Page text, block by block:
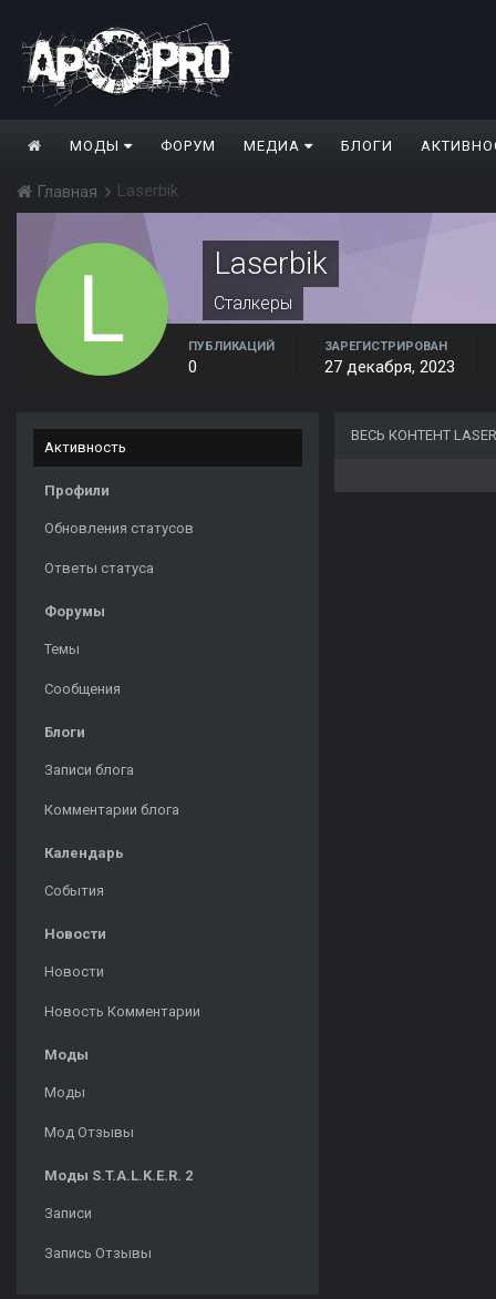
МОДЫ ФОРУМ МЕДИА БЛОГИ
Главная Laserbik
Laserbik
Сталкеры
ПУБЛИКАЦИЙ
0
ЗАРЕГИСТРИРОВАН
27 декабря, 2023
Активность
Профили
Обновления статусов
Ответы статуса
Форумы
Темы
Сообщения
Блоги
Записи блога
Комментарии блога
Календарь
События
Новости
Новости
Новость Комментарии
Моды
Моды
Мод Отзывы
Моды S.T.A.L.K.E.R. 2
Записи
Запись Отзывы
ВЕСЬ КОНТЕНТ